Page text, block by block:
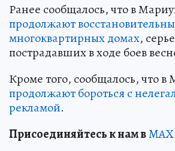
Ранее сообщалось, что в
продолжают
многоквартирных домах,
пострадавших в ходе боев
Кроме того, сообщалось, что в
продолжают бороться с
рекламой.
Присоединяйтесь к нам вMAX